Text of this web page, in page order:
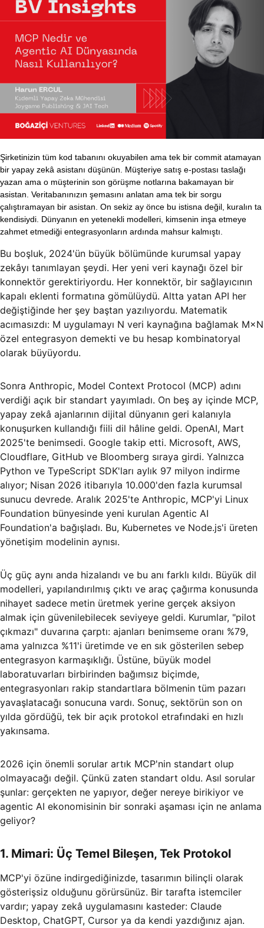
Şirketinizin tüm kod tabanını okuyabilen ama tek bir commit atamayan
bir yapay zekâ asistanı düşünün. Müşteriye satış e-postası taslağı
yazan ama o müşterinin son görüşme notlarına bakamayan bir
asistan. Veritabanınızın şemasını anlatan ama tek bir sorgu
çalıştıramayan bir asistan. On sekiz ay önce bu istisna değil, kuralın ta
kendisiydi. Dünyanın en yetenekli modelleri, kimsenin inşa etmeye
zahmet etmediği entegrasyonların ardında mahsur kalmıştı.
Bu boşluk, 2024'ün büyük bölümünde kurumsal yapay
zekâyı tanımlayan şeydi. Her yeni veri kaynağı özel bir
konnektör gerektiriyordu. Her konnektör, bir sağlayıcının
kapalı eklenti formatına gömülüydü. Altta yatan API her
değiştiğinde her şey baştan yazılıyordu. Matematik
acımasızdı: M uygulamayı N veri kaynağına bağlamak M×N
özel entegrasyon demekti ve bu hesap kombinatoryal
olarak büyüyordu.
Sonra Anthropic, Model Context Protocol (MCP) adını
verdiği açık bir standart yayımladı. On beş ay içinde MCP,
yapay zekâ ajanlarının dijital dünyanın geri kalanıyla
konuşurken kullandığı fiili dil hâline geldi. OpenAI, Mart
2025'te benimsedi. Google takip etti. Microsoft, AWS,
Cloudflare, GitHub ve Bloomberg sıraya girdi. Yalnızca
Python ve TypeScript SDK'ları aylık 97 milyon indirme
alıyor; Nisan 2026 itibarıyla 10.000'den fazla kurumsal
sunucu devrede. Aralık 2025'te Anthropic, MCP'yi Linux
Foundation bünyesinde yeni kurulan Agentic AI
Foundation'a bağışladı. Bu, Kubernetes ve Node.js'i üreten
yönetişim modelinin aynısı.
Üç güç aynı anda hizalandı ve bu anı farklı kıldı. Büyük dil
modelleri, yapılandırılmış çıktı ve araç çağırma konusunda
nihayet sadece metin üretmek yerine gerçek aksiyon
almak için güvenilebilecek seviyeye geldi. Kurumlar, "pilot
çıkmazı" duvarına çarptı: ajanları benimseme oranı %79,
ama yalnızca %11'i üretimde ve en sık gösterilen sebep
entegrasyon karmaşıklığı. Üstüne, büyük model
laboratuvarları birbirinden bağımsız biçimde,
entegrasyonları rakip standartlara bölmenin tüm pazarı
yavaşlatacağı sonucuna vardı. Sonuç, sektörün son on
yılda gördüğü, tek bir açık protokol etrafındaki en hızlı
yakınsama.
2026 için önemli sorular artık MCP'nin standart olup
olmayacağı değil. Çünkü zaten standart oldu. Asıl sorular
şunlar: gerçekten ne yapıyor, değer nereye birikiyor ve
agentic AI ekonomisinin bir sonraki aşaması için ne anlama
geliyor?
1. Mimari: Üç Temel Bileşen, Tek Protokol
MCP'yi özüne indirgediğinizde, tasarımın bilinçli olarak
gösterişsiz olduğunu görürsünüz. Bir tarafta istemciler
vardır; yapay zekâ uygulamasını kasteder: Claude
Desktop, ChatGPT, Cursor ya da kendi yazdığınız ajan.